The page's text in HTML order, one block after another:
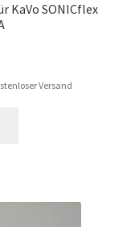
KaVo SONICflex
Versand